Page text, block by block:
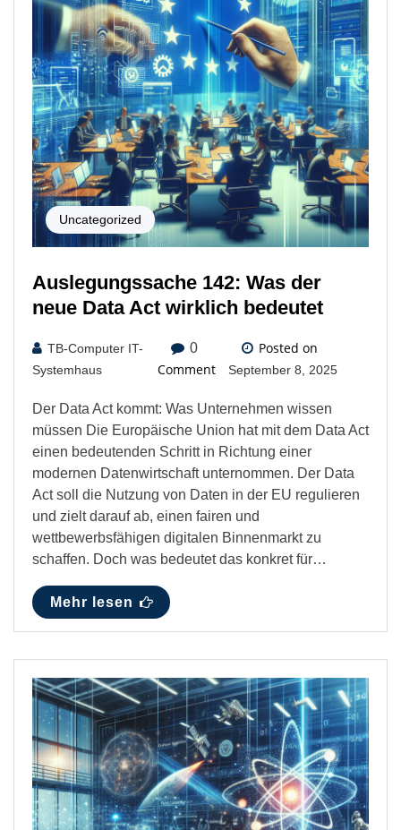
Uncategorized
Auslegungssache 142: Was der
neue Data Act wirklich bedeutet
TB-Computer IT-
Systemhaus
0
Comment
Posted on
September 8, 2025
Der Data Act kommt: Was Unternehmen wissen
müssen Die Europäische Union hat mit dem Data Act
einen bedeutenden Schritt in Richtung einer
modernen Datenwirtschaft unternommen. Der Data
Act soll die Nutzung von Daten in der EU regulieren
und zielt darauf ab, einen fairen und
wettbewerbsfähigen digitalen Binnenmarkt zu
schaffen. Doch was bedeutet das konkret für…
Mehr lesen